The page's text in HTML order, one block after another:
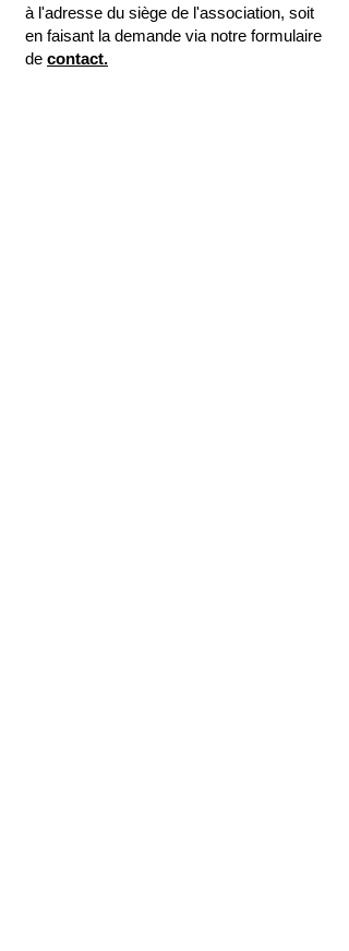
à l'adresse du siège de l'association, soit
en faisant la demande via notre formulaire
de contact.